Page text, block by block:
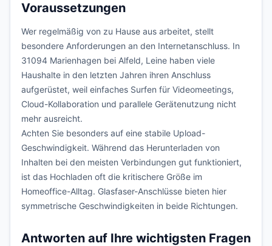
Voraussetzungen
Wer regelmäßig von zu Hause aus arbeitet, stellt
besondere Anforderungen an den Internetanschluss. In
31094 Marienhagen bei Alfeld, Leine haben viele
Haushalte in den letzten Jahren ihren Anschluss
aufgerüstet, weil einfaches Surfen für Videomeetings,
Cloud-Kollaboration und parallele Gerätenutzung nicht
mehr ausreicht.
Achten Sie besonders auf eine stabile Upload-
Geschwindigkeit. Während das Herunterladen von
Inhalten bei den meisten Verbindungen gut funktioniert,
ist das Hochladen oft die kritischere Größe im
Homeoffice-Alltag. Glasfaser-Anschlüsse bieten hier
symmetrische Geschwindigkeiten in beide Richtungen.
Antworten auf Ihre wichtigsten Fragen